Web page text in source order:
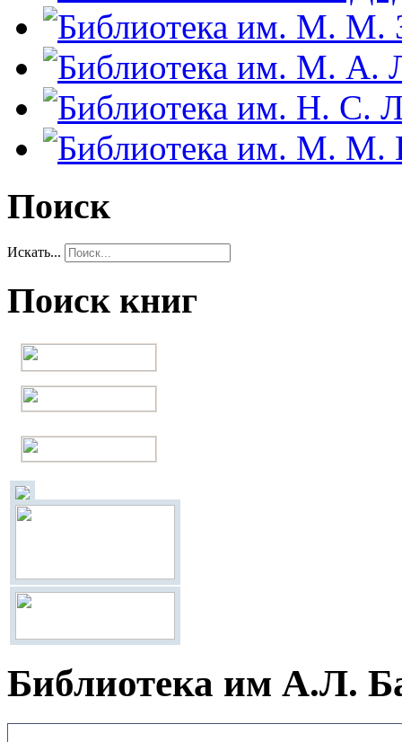
Поиск
Искать...
Поиск книг
Библиотека им А.Л.